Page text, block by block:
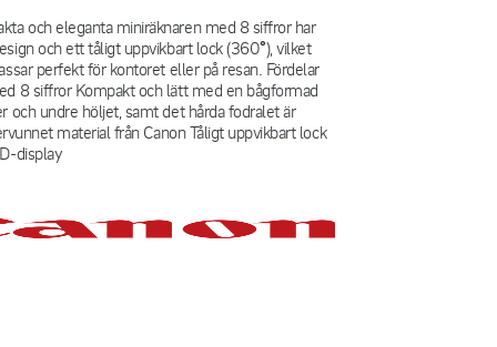
och eleganta miniräknaren med 8 siffror har
och ett tåligt uppvikbart lock (360°), vilket
perfekt för kontoret eller på resan. Fördelar
8 siffror Kompakt och lätt med en bågformad
och undre höljet, samt det hårda fodralet är
material från Canon Tåligt uppvikbart lock
display